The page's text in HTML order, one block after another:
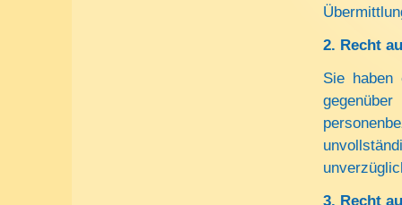
2. Recht
Sie haben
3. Recht